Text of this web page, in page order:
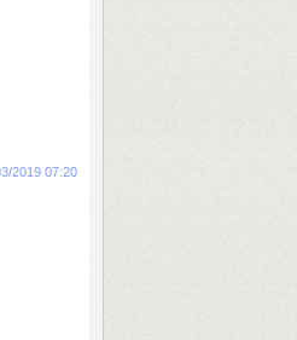
2019 07:20